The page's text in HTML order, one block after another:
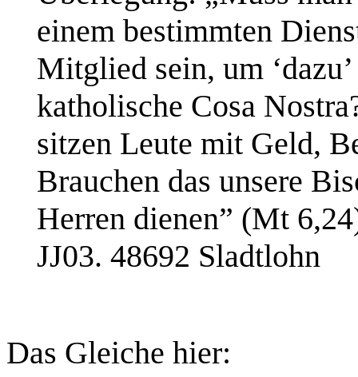
einem bestimmten
Mitglied sein, um
katholische Cosa
sitzen Leute mit Geld,
Brauchen das unsere
Herren dienen” (Mt
JJ03. 48692 Sladtlohn
Das Gleiche hier: